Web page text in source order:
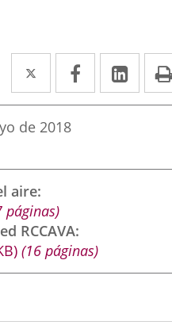
Twitter
Enlace
a
una
externa.
Facebook
Enlace
a
externa.
a
de 2018
aire
páginas)
RCCAVA
) (16 páginas)